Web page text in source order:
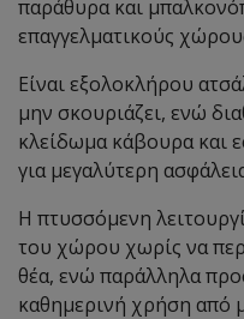
παράθυρα και
επαγγελματικούς
Είναι εξολοκλήρου
μην σκουριάζει, ενώ
κλείδωμα κάβουρα και
για μεγαλύτερη
Η πτυσσόμενη
του χώρου χωρίς να
θέα, ενώ παράλληλα
καθημερινή χρήση από